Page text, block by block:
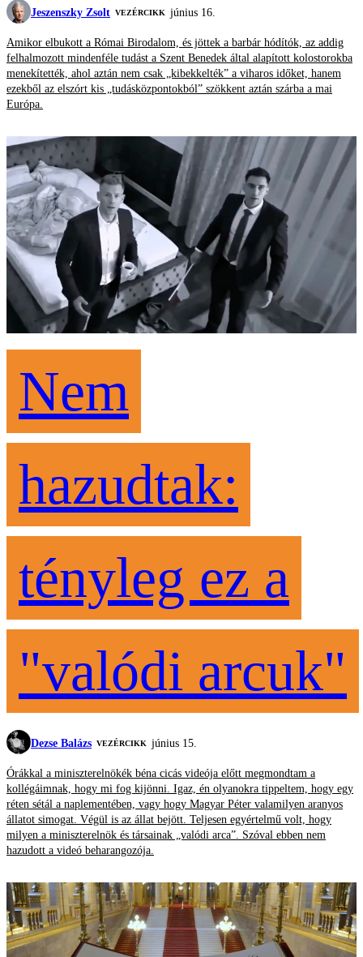
Jeszenszky Zsolt VEZÉRCIKK június 16.
Amikor elbukott a Római Birodalom, és jöttek a barbár hódítók, az addig
felhalmozott mindenféle tudást a Szent Benedek által alapított kolostorokba
menekítették, ahol aztán nem csak „kibekkelték” a viharos időket, hanem
ezekből az elszórt kis „tudásközpontokból” szökkent aztán szárba a mai
Európa.
Nem
hazudtak:
tényleg ez a
"valódi arcuk"
Dezse Balázs VEZÉRCIKK június 15.
Órákkal a miniszterelnökék béna cicás videója előtt megmondtam a
kollégáimnak, hogy mi fog kijönni. Igaz, én olyanokra tippeltem, hogy egy
réten sétál a naplementében, vagy hogy Magyar Péter valamilyen aranyos
állatot simogat. Végül is az állat bejött. Teljesen egyértelmű volt, hogy
milyen a miniszterelnök és társainak „valódi arca”. Szóval ebben nem
hazudott a videó beharangozója.